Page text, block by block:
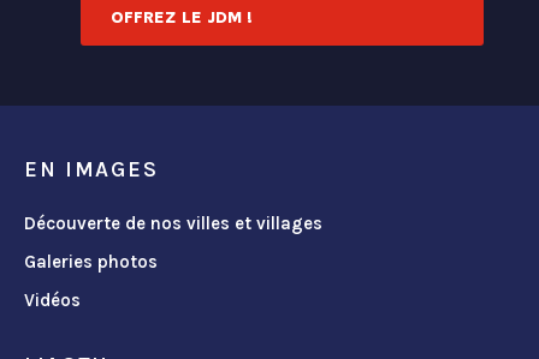
OFFREZ LE JDM !
EN IMAGES
Découverte de nos villes et villages
Galeries photos
Vidéos